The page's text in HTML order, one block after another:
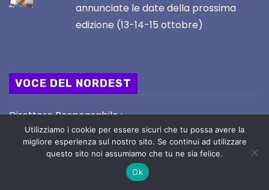
annunciate le date della prossima
edizione (13-14-15 ottobre)
VOCE DEL NORDEST
Direttore Responsabile :
STEFANO SERAFINI
email : redazione@vocedelnordest.it
Registrazione Tribunale di UDINE nr. 02/2019 del
Utilizziamo i cookie per essere sicuri che tu possa avere la
migliore esperienza sul nostro sito. Se continui ad utilizzare
questo sito noi assumiamo che tu ne sia felice.
Ok